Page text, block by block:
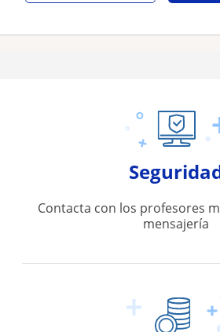
Contacta con los profesores
mensajería